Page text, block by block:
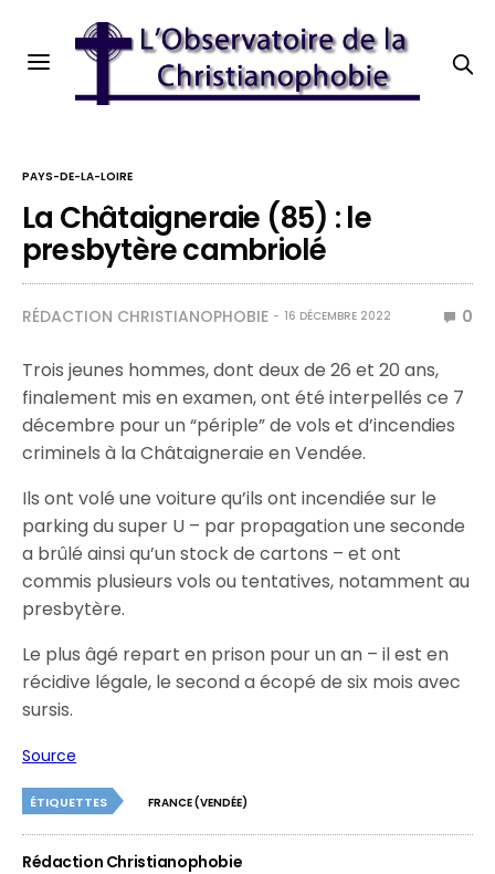
PAYS-DE-LA-LOIRE
La Châtaigneraie (85) : le
presbytère cambriolé
RÉDACTION CHRISTIANOPHOBIE 16 DÉCEMBRE 2022 0
Trois jeunes hommes, dont deux de 26 et 20 ans,
finalement mis en examen, ont été interpellés ce 7
décembre pour un “périple” de vols et d’incendies
criminels à la Châtaigneraie en Vendée.
Ils ont volé une voiture qu’ils ont incendiée sur le
parking du super U – par propagation une seconde
a brûlé ainsi qu’un stock de cartons – et ont
commis plusieurs vols ou tentatives, notamment au
presbytère.
Le plus âgé repart en prison pour un an – il est en
récidive légale, le second a écopé de six mois avec
sursis.
Source
ÉTIQUETTES FRANCE (VENDÉE)
Rédaction Christianophobie